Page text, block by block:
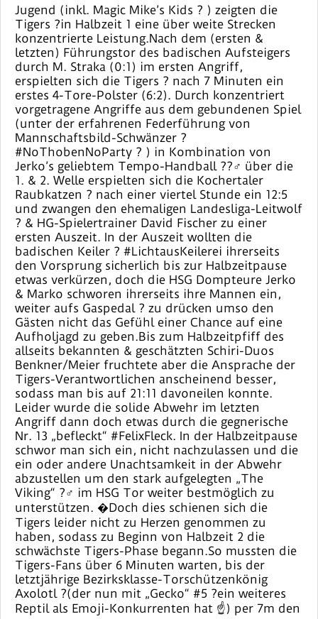
Jugend (inkl. Magic Mike’s Kids ? ) zeigten die
Tigers ?in Halbzeit 1 eine über weite Strecken
konzentrierte Leistung.Nach dem (ersten &
letzten) Führungstor des badischen Aufsteigers
durch M. Straka (0:1) im ersten Angriff,
erspielten sich die Tigers ? nach 7 Minuten ein
erstes 4-Tore-Polster (6:2). Durch konzentriert
vorgetragene Angriffe aus dem gebundenen Spiel
(unter der erfahrenen Federführung von
Mannschaftsbild-Schwänzer ?
#NoThobenNoParty ? ) in Kombination von
Jerko’s geliebtem Tempo-Handball ??‍♂️ über die
1. & 2. Welle erspielten sich die Kochertaler
Raubkatzen ? nach einer viertel Stunde ein 12:5
und zwangen den ehemaligen Landesliga-Leitwolf
? & HG-Spielertrainer David Fischer zu einer
ersten Auszeit. In der Auszeit wollten die
badischen Keiler ? #LichtausKeilerei ihrerseits
den Vorsprung sicherlich bis zur Halbzeitpause
etwas verkürzen, doch die HSG Dompteure Jerko
& Marko schworen ihrerseits ihre Mannen ein,
weiter aufs Gaspedal ? zu drücken umso den
Gästen nicht das Gefühl einer Chance auf eine
Aufholjagd zu geben.Bis zum Halbzeitpfiff des
allseits bekannten & geschätzten Schiri-Duos
Benkner/Meier fruchtete aber die Ansprache der
Tigers-Verantwortlichen anscheinend besser,
sodass man bis auf 21:11 davoneilen konnte.
Leider wurde die solide Abwehr im letzten
Angriff dann doch etwas durch die gegnerische
Nr. 13 „befleckt“ #FelixFleck. In der Halbzeitpause
schwor man sich ein, nicht nachzulassen und die
ein oder andere Unachtsamkeit in der Abwehr
abzustellen um den stark aufgelegten „The
Viking“ ?‍♂️ im HSG Tor weiter bestmöglich zu
unterstützen. �Doch dies schienen sich die
Tigers leider nicht zu Herzen genommen zu
haben, sodass zu Beginn von Halbzeit 2 die
schwächste Tigers-Phase begann.So mussten die
Tigers-Fans über 6 Minuten warten, bis der
letztjährige Bezirksklasse-Torschützenkönig
Axolotl ?(der nun mit „Gecko“ #5 ?ein weiteres
Reptil als Emoji-Konkurrenten hat ☝️) per 7m den